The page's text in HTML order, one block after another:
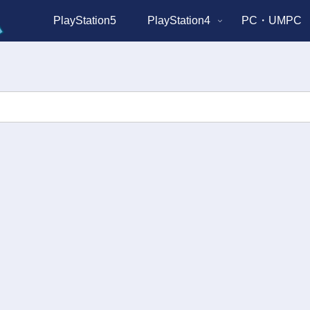
PlayStation5 PlayStation4 PC・UMPC